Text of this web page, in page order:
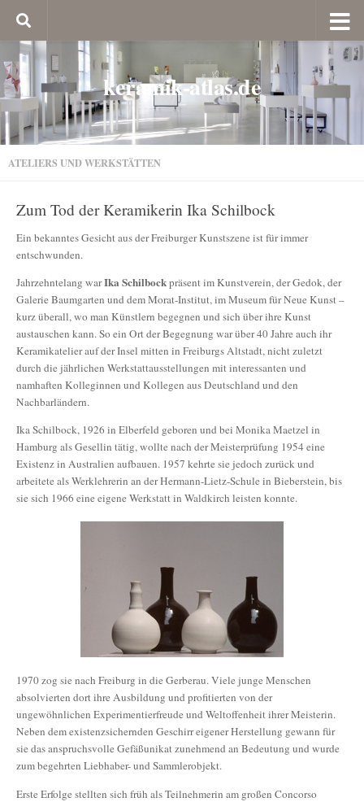
keramik-atlas.de
ATELIERS UND WERKSTÄTTEN
Zum Tod der Keramikerin Ika Schilbock
Ein bekanntes Gesicht aus der Freiburger Kunstszene ist für immer
entschwunden.
Jahrzehntelang warIka Schilbockpräsent im Kunstverein, der Gedok, der
Galerie Baumgarten und dem Morat-Institut, im Museum für Neue Kunst –
kurz überall, wo man Künstlern begegnen und sich über ihre Kunst
austauschen kann. So ein Ort der Begegnung war über 40 Jahre auch ihr
Keramikatelier auf der Insel mitten in Freiburgs Altstadt, nicht zuletzt
durch die jährlichen Werkstattausstellungen mit interessanten und
namhaften Kolleginnen und Kollegen aus Deutschland und den
Nachbarländern.
Ika Schilbock, 1926 in Elberfeld geboren und bei Monika Maetzel in
Hamburg als Gesellin tätig, wollte nach der Meisterprüfung 1954 eine
Existenz in Australien aufbauen. 1957 kehrte sie jedoch zurück und
arbeitete als Werklehrerin an der Hermann-Lietz-Schule in Bieberstein, bis
sie sich 1966 eine eigene Werkstatt in Waldkirch leisten konnte.
1970 zog sie nach Freiburg in die Gerberau. Viele junge Menschen
absolvierten dort ihre Ausbildung und profitierten von der
ungewöhnlichen Experimentierfreude und Weltoffenheit ihrer Meisterin.
Neben dem existenzsichernden Geschirr eigener Herstellung gewann für
sie das anspruchsvolle Gefäßunikat zunehmend an Bedeutung und wurde
zum begehrten Liebhaber- und Sammlerobjekt.
Erste Erfolge stellten sich früh als Teilnehmerin am großen Concorso